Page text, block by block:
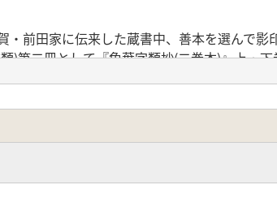
前田家に伝来した蔵書中、善本を選んで
)第二冊として『色葉字類抄(二巻本)』上・